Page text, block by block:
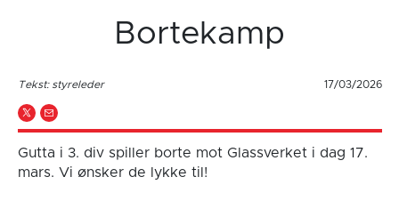
Bortekamp
Tekst: styreleder 17/03/2026
Gutta i 3. div spiller borte mot Glassverket i dag 17.
mars. Vi ønsker de lykke til!